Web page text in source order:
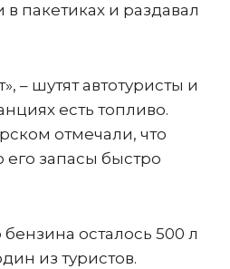
пакетиках и раздавал
– шутят автотуристы и
есть топливо.
отмечали, что
его запасы быстро
осталось 500 л
из туристов.